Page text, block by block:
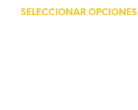
SELECCIONAR OPCIONES